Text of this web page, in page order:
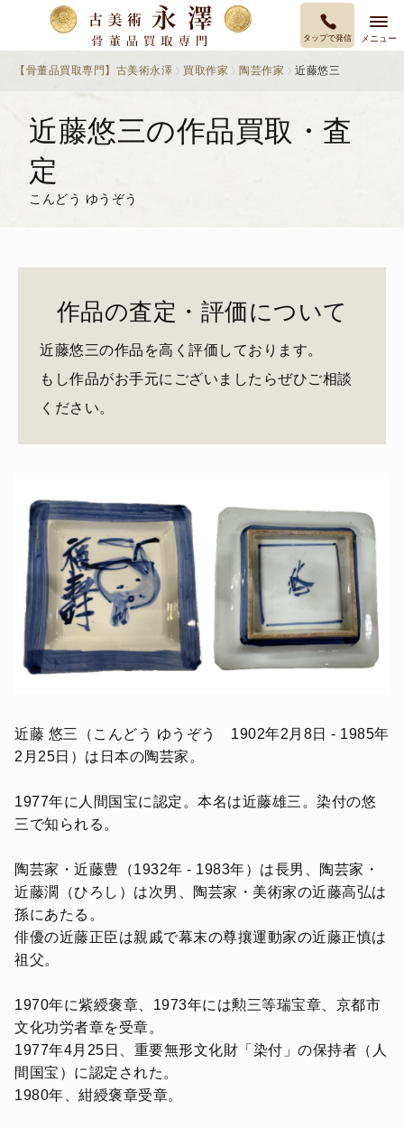
タップで発信 メニュー
【骨董品買取専門】古美術永澤 買取作家 陶芸作家 近藤悠三
近藤悠三の作品買取・査
定
こんどう ゆうぞう
作品の査定・評価について
近藤悠三の作品を高く評価しております。
もし作品がお手元にございましたらぜひご相談
ください。
近藤 悠三（こんどう ゆうぞう 1902年2月8日 - 1985年
2月25日）は日本の陶芸家。
1977年に人間国宝に認定。本名は近藤雄三。染付の悠
三で知られる。
陶芸家・近藤豊（1932年 - 1983年）は長男、陶芸家・
近藤濶（ひろし）は次男、陶芸家・美術家の近藤高弘は
孫にあたる。
俳優の近藤正臣は親戚で幕末の尊攘運動家の近藤正慎は
祖父。
1970年に紫綬褒章、1973年には勲三等瑞宝章、京都市
文化功労者章を受章。
1977年4月25日、重要無形文化財「染付」の保持者（人
間国宝）に認定された。
1980年、紺綬褒章受章。